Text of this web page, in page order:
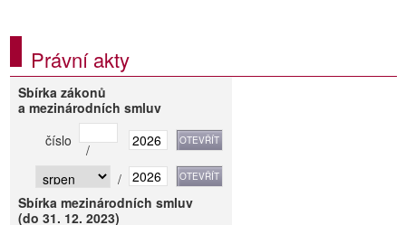
Právní akty
Sbírka zákonů
a mezinárodních smluv
číslo
/
/
Sbírka mezinárodních smluv
(do 31. 12. 2023)